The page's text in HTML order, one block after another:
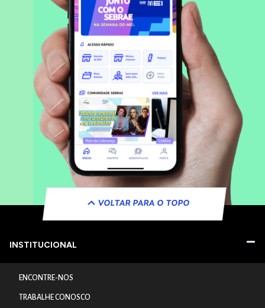
VOLTAR PARA O TOPO
INSTITUCIONAL
ENCONTRE-NOS
TRABALHE CONOSCO